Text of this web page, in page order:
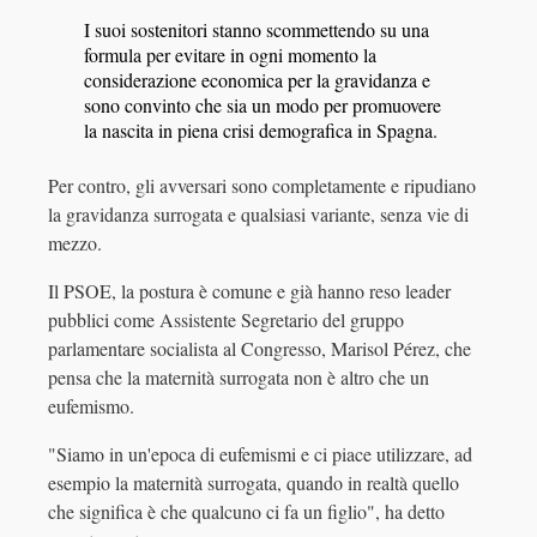
I suoi sostenitori stanno scommettendo su una
formula per evitare in ogni momento la
considerazione economica per la gravidanza e
sono convinto che sia un modo per promuovere
la nascita in piena crisi demografica in Spagna.
Per contro, gli avversari sono completamente e ripudiano
la gravidanza surrogata e qualsiasi variante, senza vie di
mezzo.
Il PSOE, la postura è comune e già hanno reso leader
pubblici come Assistente Segretario del gruppo
parlamentare socialista al Congresso, Marisol Pérez, che
pensa che la maternità surrogata non è altro che un
eufemismo.
"Siamo in un'epoca di eufemismi e ci piace utilizzare, ad
esempio la maternità surrogata, quando in realtà quello
che significa è che qualcuno ci fa un figlio", ha detto